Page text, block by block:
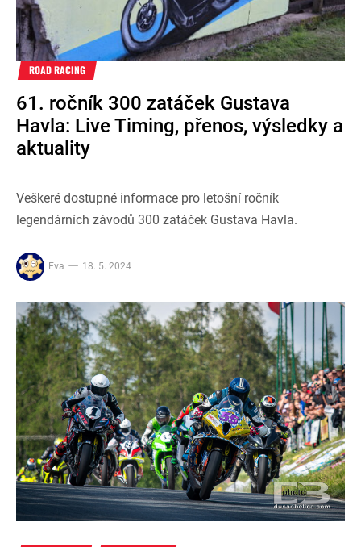
ROAD RACING
61. ročník 300 zatáček Gustava
Havla: Live Timing, přenos, výsledky a
aktuality
Veškeré dostupné informace pro letošní ročník
legendárních závodů 300 zatáček Gustava Havla.
Eva 18. 5. 2024